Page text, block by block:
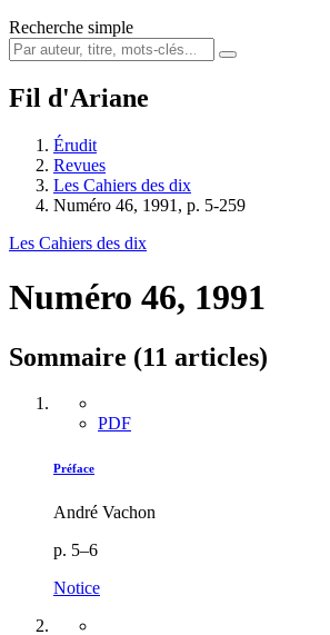
Recherche simple
Fil d'Ariane
Érudit
Revues
Les Cahiers des dix
Numéro 46, 1991, p. 5-259
Les Cahiers des dix
Numéro 46, 1991
Sommaire (11 articles)
PDF
Préface
André Vachon
p. 5–6
Notice